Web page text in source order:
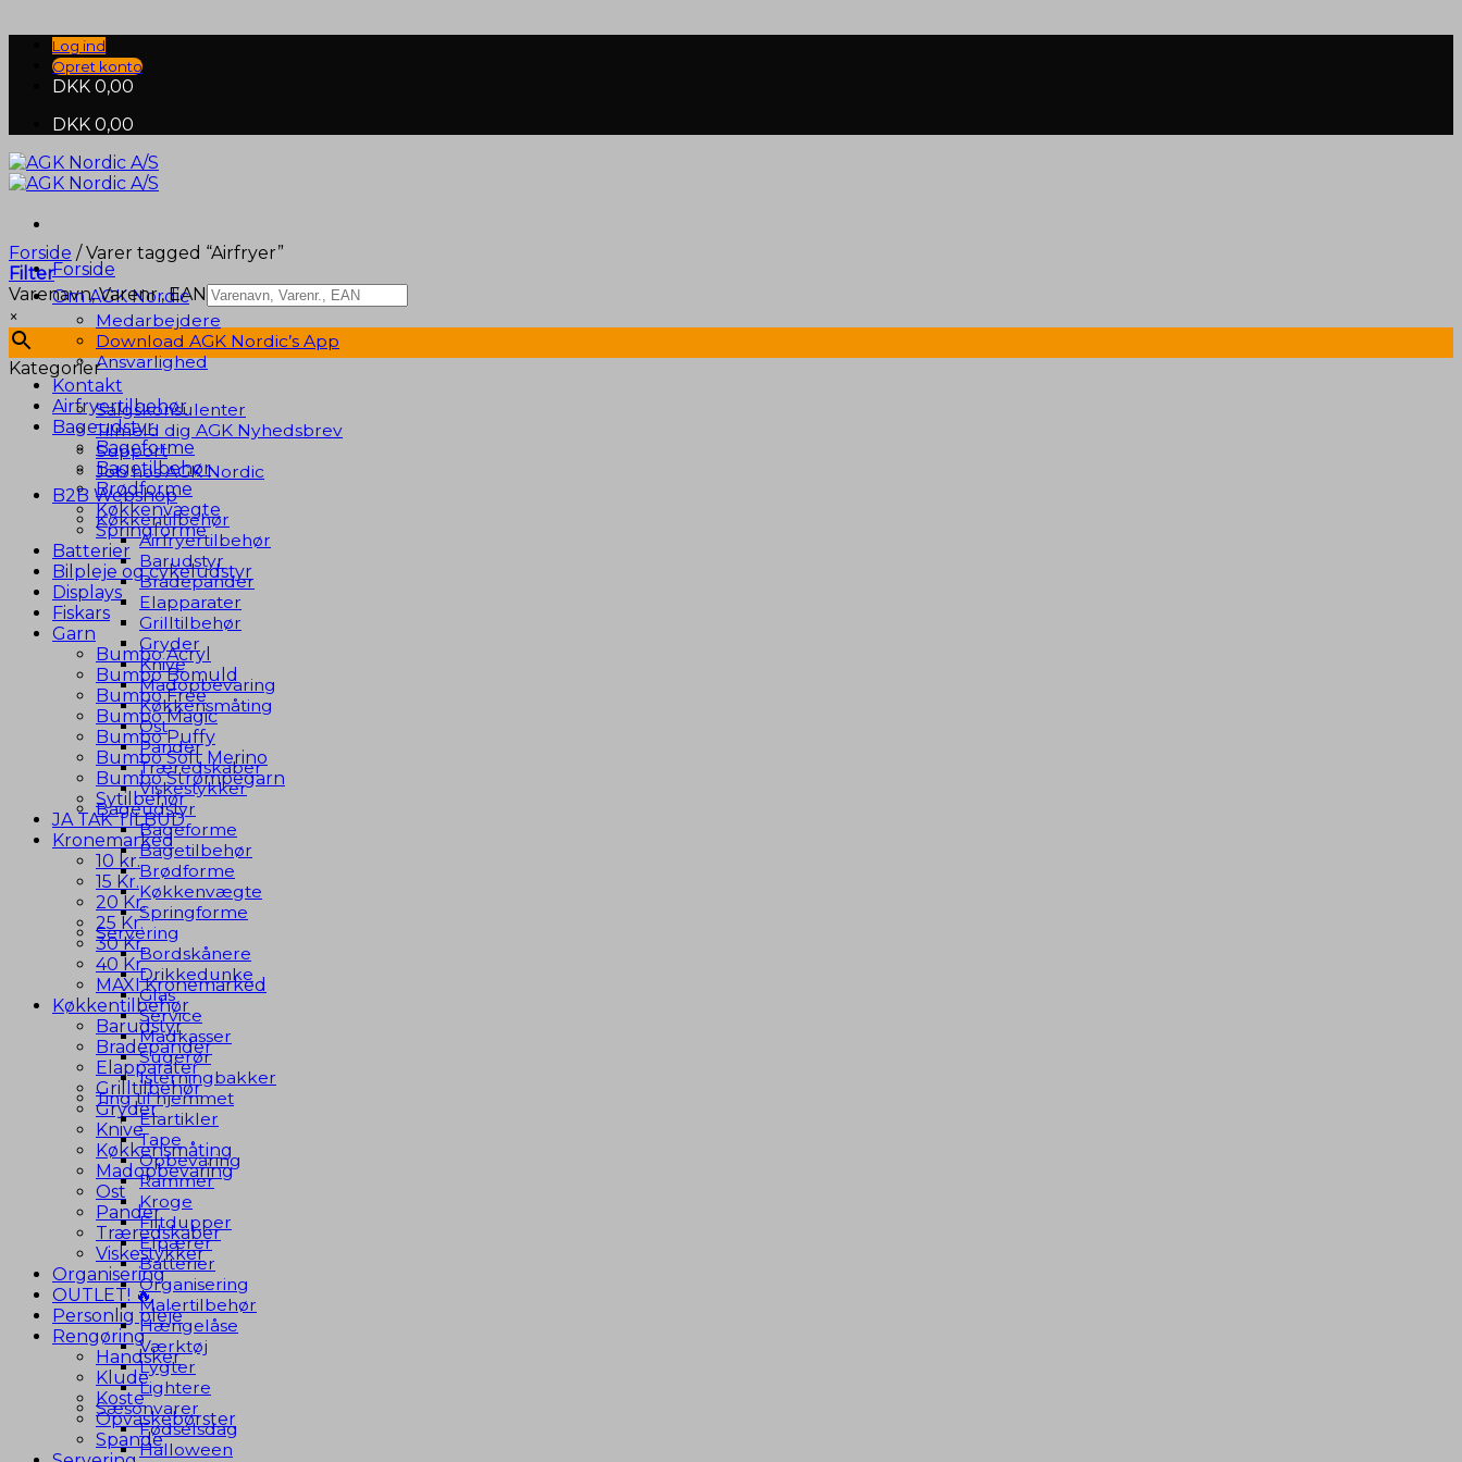
indhold
Log ind
Opret konto
DKK 0,00
DKK 0,00
Forside
Om AGK Nordic
Medarbejdere
Download AGK Nordic’s App
Ansvarlighed
Kontakt
Salgskonsulenter
Tilmeld dig AGK Nyhedsbrev
Support
Job hos AGK Nordic
B2B Webshop
Køkkentilbehør
Airfryertilbehør
Barudstyr
Bradepander
Elapparater
Grilltilbehør
Gryder
Knive
Madopbevaring
Køkkensmåting
Ost
Pander
Træredskaber
Viskestykker
Bageudstyr
Bageforme
Bagetilbehør
Brødforme
Køkkenvægte
Springforme
Servering
Bordskånere
Drikkedunke
Glas
Service
Madkasser
Sugerør
Isterningbakker
Ting til hjemmet
Elartikler
Tape
Opbevaring
Rammer
Kroge
Filtdupper
Elpærer
Batterier
Organisering
Malertilbehør
Hængelåse
Værktøj
Lygter
Lightere
Sæsonvarer
Fødselsdag
Halloween
Forside /Varer tagged “Airfryer”
Filter
Varenavn, Varenr., EAN
×
Kategorier
Airfryertilbehør
Bageudstyr
Bageforme
Bagetilbehør
Brødforme
Køkkenvægte
Springforme
Batterier
Bilpleje og cykeludstyr
Displays
Fiskars
Garn
Bumbo Acryl
Bumbo Bomuld
Bumbo Free
Bumbo Magic
Bumbo Puffy
Bumbo Soft Merino
Bumbo Strømpegarn
Sytilbehør
JA TAK TILBUD
Kronemarked
10 kr.
15 Kr.
20 Kr.
25 Kr.
30 Kr.
40 Kr.
MAXI Kronemarked
Køkkentilbehør
Barudstyr
Bradepander
Elapparater
Grilltilbehør
Gryder
Knive
Køkkensmåting
Madopbevaring
Ost
Pander
Træredskaber
Viskestykker
Organisering
OUTLET! 🔥
Personlig pleje
Rengøring
Handsker
Klude
Koste
Opvaskebørster
Spande